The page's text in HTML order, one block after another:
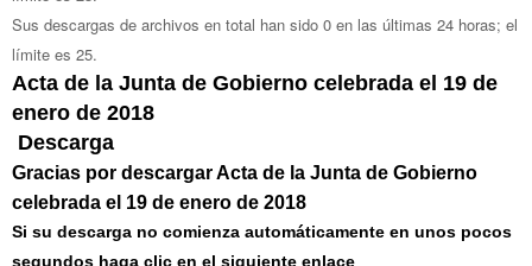
Sus descargas de archivos en total han sido 0 en las últimas 24 horas; el
límite es 25.
Acta de la Junta de Gobierno celebrada el 19 de
enero de 2018
Descarga
Gracias por descargar Acta de la Junta de Gobierno
celebrada el 19 de enero de 2018
Si su descarga no comienza automáticamente en unos pocos
segundos haga clic en el siguiente enlace